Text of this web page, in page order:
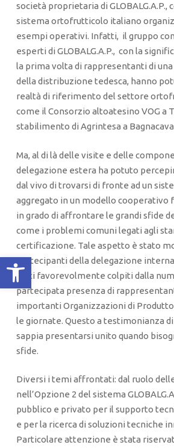
Apri la barra degli strumenti
società proprietaria di GLOBALG.A.P.,
sistema ortofrutticolo italiano
esempi operativi. Infatti, il gruppo
esperti di GLOBALG.A.P., con la
la prima volta di rappresentanti di
della distribuzione tedesca, hanno
realtà di riferimento del settore
come il Consorzio altoatesino VOG a
stabilimento di Agrintesa a
Ma, al di là delle visite e delle
delegazione estera ha potuto
dal vivo di trovarsi di fronte ad un
aggregato in un modello cooperativo
in grado di affrontare le grandi sfide
come i problemi comuni legati agli
certificazione. Tale aspetto è stato
partecipanti della delegazione
stati favorevolmente colpiti dalla
partecipata presenza di
importanti Organizzazioni di
le giornate. Questo a testimonianza
sappia presentarsi unito quando
sfide.
Diversi i temi affrontati: dal ruolo
nell’Opzione 2 del sistema
pubblico e privato per il supporto
e per la ricerca di soluzioni tecniche
Particolare attenzione è stata